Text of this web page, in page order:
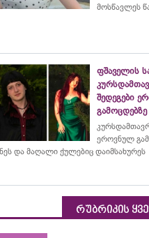
მოსწავლეს
ფშაველის
შედეგები
გამოცდებზე
ეროვნულ
და მაღალი ქულებიც დაიმსახურეს
რუბრიკის